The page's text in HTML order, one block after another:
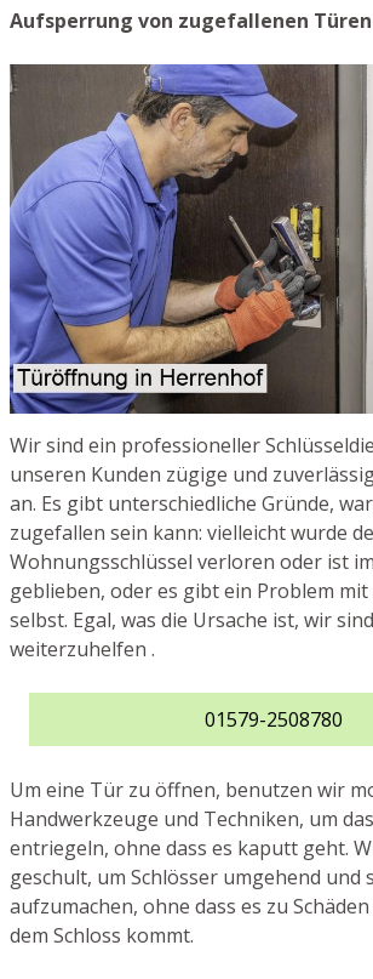
Aufsperrung von zugefallenen
Wir sind ein professioneller
unseren Kunden zügige und
an. Es gibt unterschiedliche Gründe,
zugefallen sein kann: vielleicht wurde
Wohnungsschlüssel verloren oder ist
geblieben, oder es gibt ein Problem mit
selbst. Egal, was die Ursache ist, wir
weiterzuhelfen .
01579-2508780
Um eine Tür zu öffnen, benutzen wir
Handwerkzeuge und Techniken, um
entriegeln, ohne dass es kaputt geht.
geschult, um Schlösser umgehend und
aufzumachen, ohne dass es zu
dem Schloss kommt.